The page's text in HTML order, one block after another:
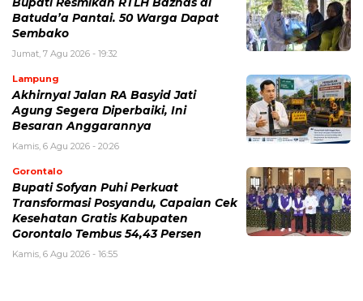
Batuda’a Pantai. 50 Warga Dapat
Sembako
Jumat, 7 Agu 2026 - 19:32
Lampung
Akhirnya! Jalan RA Basyid Jati
Agung Segera Diperbaiki, Ini
Besaran Anggarannya
Kamis, 6 Agu 2026 - 20:26
Gorontalo
Bupati Sofyan Puhi Perkuat
Transformasi Posyandu, Capaian Cek
Kesehatan Gratis Kabupaten
Gorontalo Tembus 54,43 Persen
Kamis, 6 Agu 2026 - 16:55